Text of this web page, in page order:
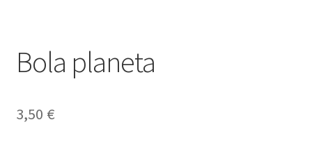
Checkout
Entrega
Bola planeta
3,50 €